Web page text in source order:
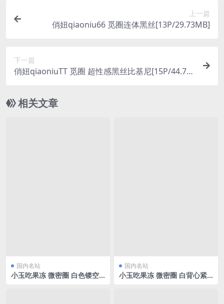
上一篇
俏妞qiaoniu66 觅圈连体黑丝[13P/29.73MB]
下一篇
俏妞qiaoniuTT 觅圈 超性感黑丝比基尼[15P/44.75
相关文章
国内名站
小玉吃果冻 微密圈 白色镂空
国内名站
小玉吃果冻 微密圈 白背心紧